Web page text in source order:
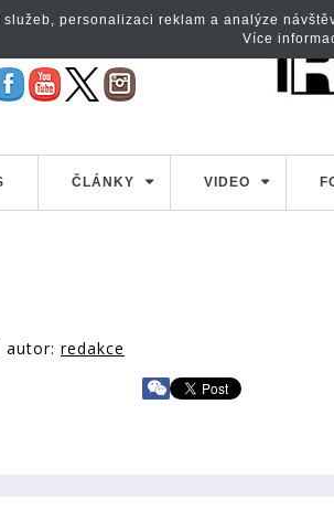
ČLÁNKY VIDEO
autor: redakce
personalizaci reklam a analýze
Více